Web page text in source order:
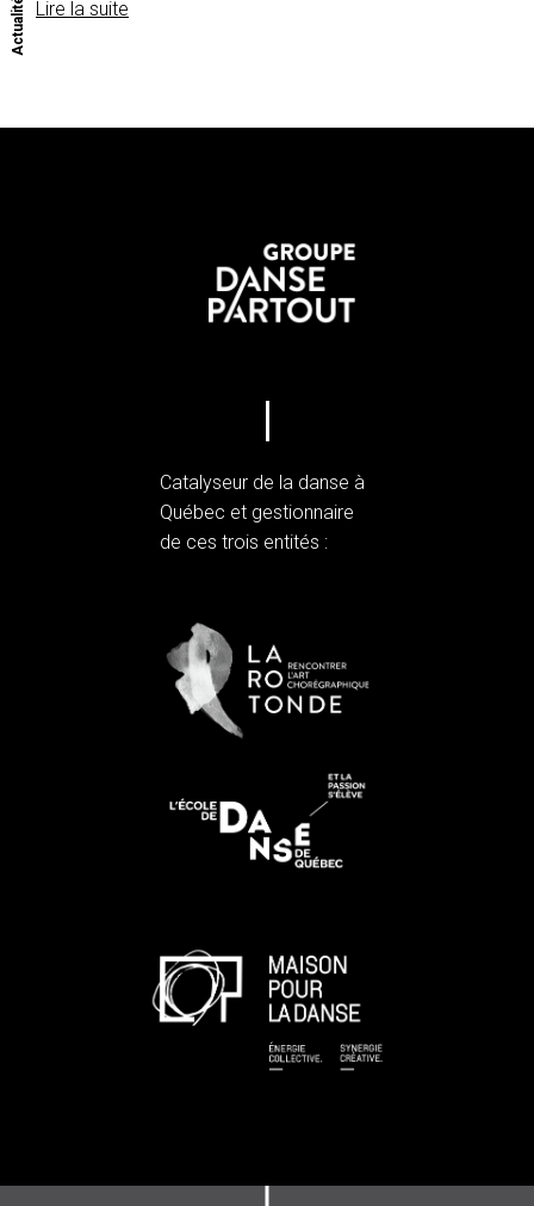
Actualités
Lire la suite
Catalyseur de la danse à
Québec et gestionnaire
de ces trois entités :